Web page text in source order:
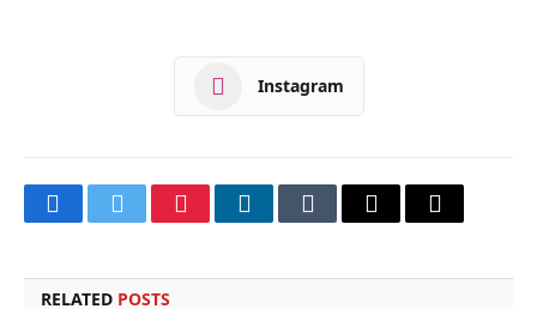
Instagram
FacebookTwitterPinterestLinkedInTumblrEmail
Copy
RELATED POSTS